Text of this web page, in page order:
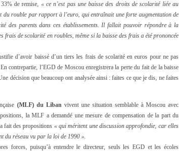
de remise, « ce n’est pas une baisse des droits de scolarité liée au
du rouble par rapport à l’euro, qui entraînait une forte augmentation de
des parents dans ces établissements. Il fallait pouvoir répondre à la
frais de scolarité en roubles, même si la baisse des frais a été prononcée
d’avoir baissé d’un tiers les frais de scolarité en euros pour ne pas
contrepartie, l’EGD de Moscou enregistrera la perte du fait de la baisse
décision que beaucoup ont analysée ainsi : faites ce que je dis, ne faites
(MLF) du Libanvivent une situation semblable à Moscou avec
la MLF a demandé une mesure de compensation de la part du
fait des propositions « qui méritent une discussion approfondie, car elles
du réseau vu par la loi de 1990 ».
forces, puisqu’à entendre le directeur, seuls les EGD et les écoles